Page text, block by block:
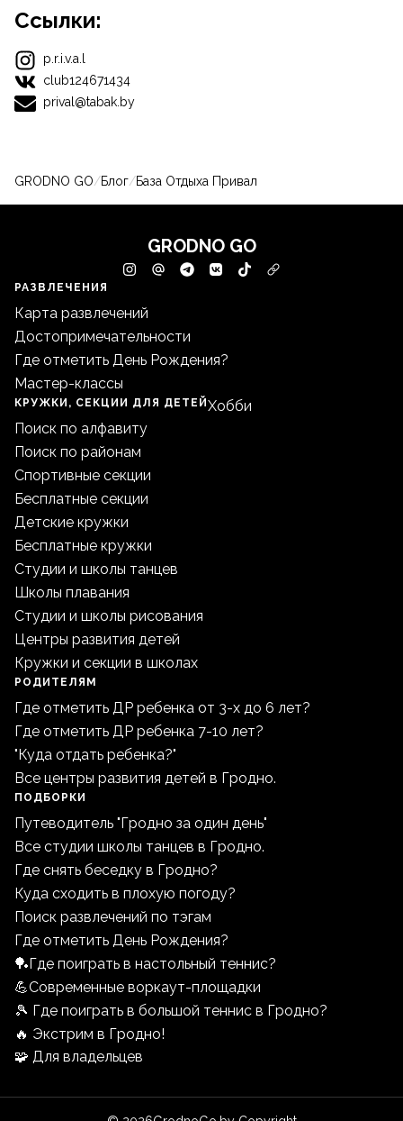
Ссылки:
p.r.i.v.a.l
club124671434
prival@tabak.by
GRODNO GO/Блог/База Отдыха Привал
GRODNO GO
РАЗВЛЕЧЕНИЯ
Карта развлечений
Достопримечательности
Где отметить День Рождения?
Мастер-классы
КРУЖКИ, СЕКЦИИ ДЛЯ ДЕТЕЙ
Поиск по алфавиту
Поиск по районам
Спортивные секции
Бесплатные секции
Детские кружки
Бесплатные кружки
Студии и школы танцев
Школы плавания
Студии и школы рисования
Центры развития детей
Кружки и секции в школах
Хобби
РОДИТЕЛЯМ
Где отметить ДР ребенка от 3-х до 6 лет?
Где отметить ДР ребенка 7-10 лет?
"Куда отдать ребенка?"
Все центры развития детей в Гродно.
ПОДБОРКИ
Путеводитель "Гродно за один день"
Все студии школы танцев в Гродно.
Где снять беседку в Гродно?
Куда сходить в плохую погоду?
Поиск развлечений по тэгам
Где отметить День Рождения?
🏓Где поиграть в настольный теннис?
💪Современные воркаут-площадки
🎾 Где поиграть в большой теннис в Гродно?
🔥 Экстрим в Гродно!
🧩 Для владельцев